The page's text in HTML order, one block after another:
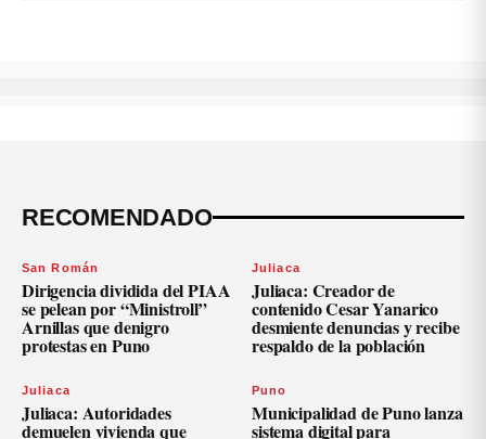
RECOMENDADO
San Román
Dirigencia dividida del PIAA
se pelean por “Ministroll”
Arnillas que denigro
protestas en Puno
Juliaca
Juliaca: Creador de
contenido Cesar Yanarico
desmiente denuncias y recibe
respaldo de la población
Juliaca
Juliaca: Autoridades
demuelen vivienda que
Puno
Municipalidad de Puno lanza
sistema digital para